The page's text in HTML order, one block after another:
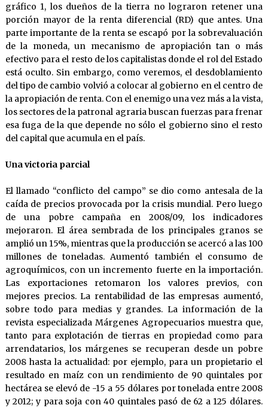
gráfico 1, los dueños de la tierra no lograron retener una
porción mayor de la renta diferencial (RD) que antes. Una
parte importante de la renta se escapó por la sobrevaluación
de la moneda, un mecanismo de apropiación tan o más
efectivo para el resto de los capitalistas donde el rol del Estado
está oculto. Sin embargo, como veremos, el desdoblamiento
del tipo de cambio volvió a colocar al gobierno en el centro de
la apropiación de renta. Con el enemigo una vez más a la vista,
los sectores de la patronal agraria buscan fuerzas para frenar
esa fuga de la que depende no sólo el gobierno sino el resto
del capital que acumula en el país.
Una victoria parcial
El llamado “conflicto del campo” se dio como antesala de la
caída de precios provocada por la crisis mundial. Pero luego
de una pobre campaña en 2008/09, los indicadores
mejoraron. El área sembrada de los principales granos se
amplió un 15%, mientras que la producción se acercó a las 100
millones de toneladas. Aumentó también el consumo de
agroquímicos, con un incremento fuerte en la importación.
Las exportaciones retomaron los valores previos, con
mejores precios. La rentabilidad de las empresas aumentó,
sobre todo para medias y grandes. La información de la
revista especializada Márgenes Agropecuarios muestra que,
tanto para explotación de tierras en propiedad como para
arrendatarios, los márgenes se recuperan desde un pobre
2008 hasta la actualidad: por ejemplo, para un propietario el
resultado en maíz con un rendimiento de 90 quintales por
hectárea se elevó de -15 a 55 dólares por tonelada entre 2008
y 2012; y para soja con 40 quintales pasó de 62 a 125 dólares.